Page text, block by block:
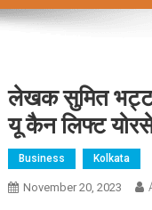
लेखक सुमित भट्ट
यू कैन लिफ्ट
Business Kolkata
November 20, 2023